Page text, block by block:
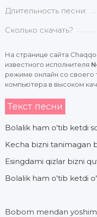
Длительность песни:
Сколько скачать?
На странице сайта
известного исполнителя
режиме онлайн со своего
компьютера в высоком
Текст песни
Bolalik ham o'tib ketdi
Kecha bizni tanimagan
Esingdami qizlar bizni
Bolalik ham o'tib ketdi
Bobom mendan